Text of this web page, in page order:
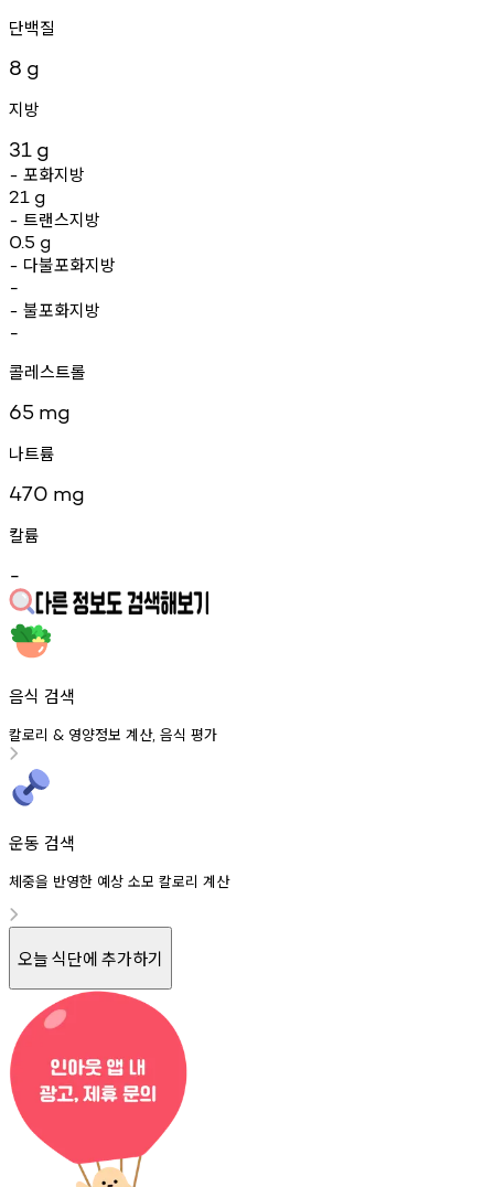
단백질
8 g
지방
31 g
- 포화지방
21 g
- 트랜스지방
0.5 g
- 다불포화지방
-
- 불포화지방
-
콜레스트롤
65 mg
나트륨
470 mg
칼륨
-
음식 검색
칼로리 & 영양정보 계산, 음식 평가
운동 검색
체중을 반영한 예상 소모 칼로리 계산
오늘 식단에 추가하기